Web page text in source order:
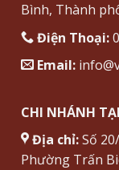
Bình, Thành
Điện Thoại:
Email:
CHI NHÁNH
Địa chỉ:Số
Phường Trấn